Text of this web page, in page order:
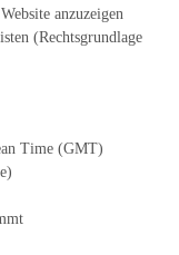
anzuzeigen
(Rechtsgrundlage
Time (GMT)